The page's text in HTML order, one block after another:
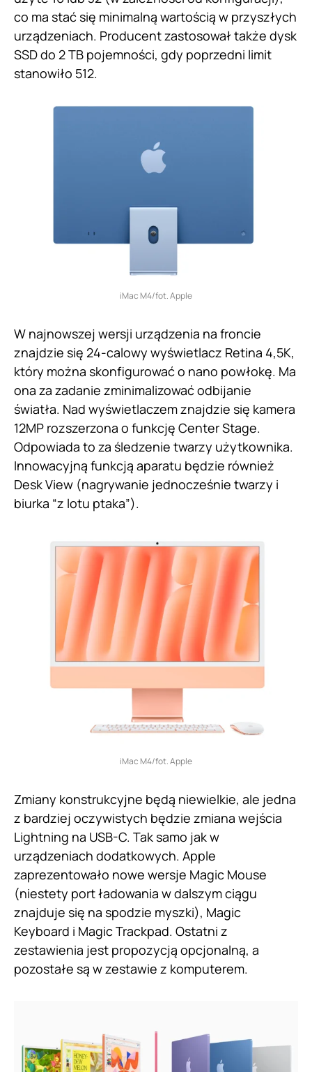
co ma stać się minimalną wartością w przyszłych
urządzeniach. Producent zastosował także dysk
SSD do 2 TB pojemności, gdy poprzedni limit
stanowiło 512.
iMac M4/fot. Apple
W najnowszej wersji urządzenia na froncie
znajdzie się 24-calowy wyświetlacz Retina 4,5K,
który można skonfigurować o nano powłokę. Ma
ona za zadanie zminimalizować odbijanie
światła. Nad wyświetlaczem znajdzie się kamera
12MP rozszerzona o funkcję Center Stage.
Odpowiada to za śledzenie twarzy użytkownika.
Innowacyjną funkcją aparatu będzie również
Desk View (nagrywanie jednocześnie twarzy i
biurka “z lotu ptaka”).
iMac M4/fot. Apple
Zmiany konstrukcyjne będą niewielkie, ale jedna
z bardziej oczywistych będzie zmiana wejścia
Lightning na USB-C. Tak samo jak w
urządzeniach dodatkowych. Apple
zaprezentowało nowe wersje Magic Mouse
(niestety port ładowania w dalszym ciągu
znajduje się na spodzie myszki), Magic
Keyboard i Magic Trackpad. Ostatni z
zestawienia jest propozycją opcjonalną, a
pozostałe są w zestawie z komputerem.